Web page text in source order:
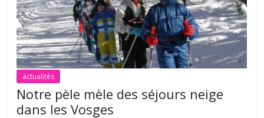
actualités
Notre pèle mèle des séjours neige
dans les Vosges